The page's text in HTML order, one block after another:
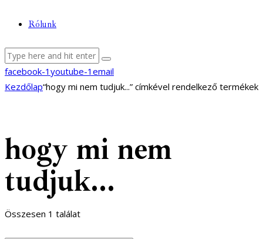
Rólunk
facebook-1 youtube-1 email
Kezdőlap“hogy mi nem tudjuk...” címkével rendelkező termékek
hogy mi nem
tudjuk...
Összesen 1 találat